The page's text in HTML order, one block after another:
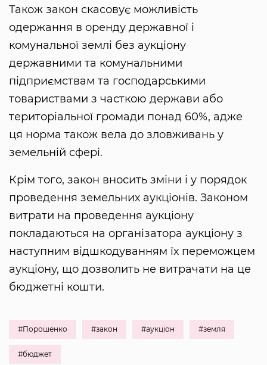
Також закон скасовує можливість
одержання в оренду державної і
комунальної землі без аукціону
державними та комунальними
підприємствам та господарськими
товариствами з часткою держави або
територіальної громади понад 60%, адже
ця норма також вела до зловживань у
земельній сфері.
Крім того, закон вносить зміни і у порядок
проведення земельних аукціонів. Законом
витрати на проведення аукціону
покладаються на організатора аукціону з
наступним відшкодуванням їх переможцем
аукціону, що дозволить не витрачати на це
бюджетні кошти.
#Порошенко #закон #аукціон #земля
#бюджет